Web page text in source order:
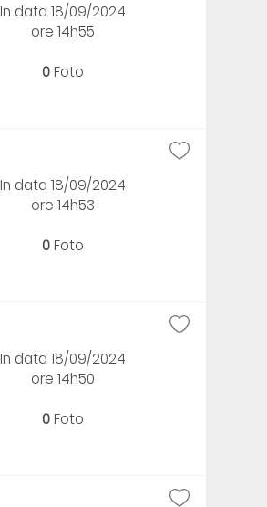
In data 18/09/2024
ore 14h55
0Foto
In data 18/09/2024
ore 14h53
0Foto
In data 18/09/2024
ore 14h50
0Foto